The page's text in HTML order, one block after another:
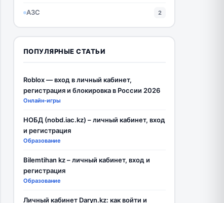
АЗС 2
ПОПУЛЯРНЫЕ СТАТЬИ
Roblox — вход в личный кабинет,
регистрация и блокировка в России 2026
Онлайн-игры
НОБД (nobd.iac.kz) – личный кабинет, вход
и регистрация
Образование
Bilemtihan kz – личный кабинет, вход и
регистрация
Образование
Личный кабинет Daryn.kz: как войти и